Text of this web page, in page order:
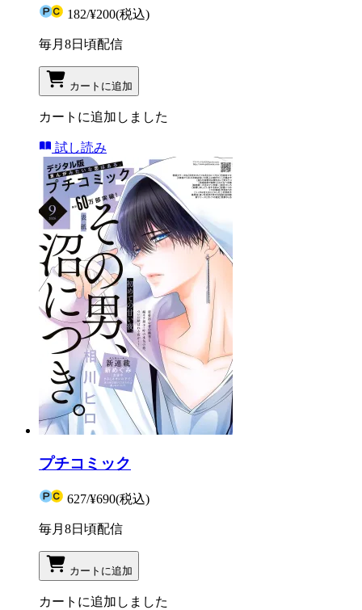
182/¥200(税込)
毎月8日頃配信
カートに追加
カートに追加しました
試し読み
プチコミック
627/¥690(税込)
毎月8日頃配信
カートに追加
カートに追加しました